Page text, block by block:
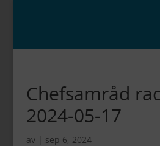
Chefsamråd
2024-05-17
av | sep 6, 2024